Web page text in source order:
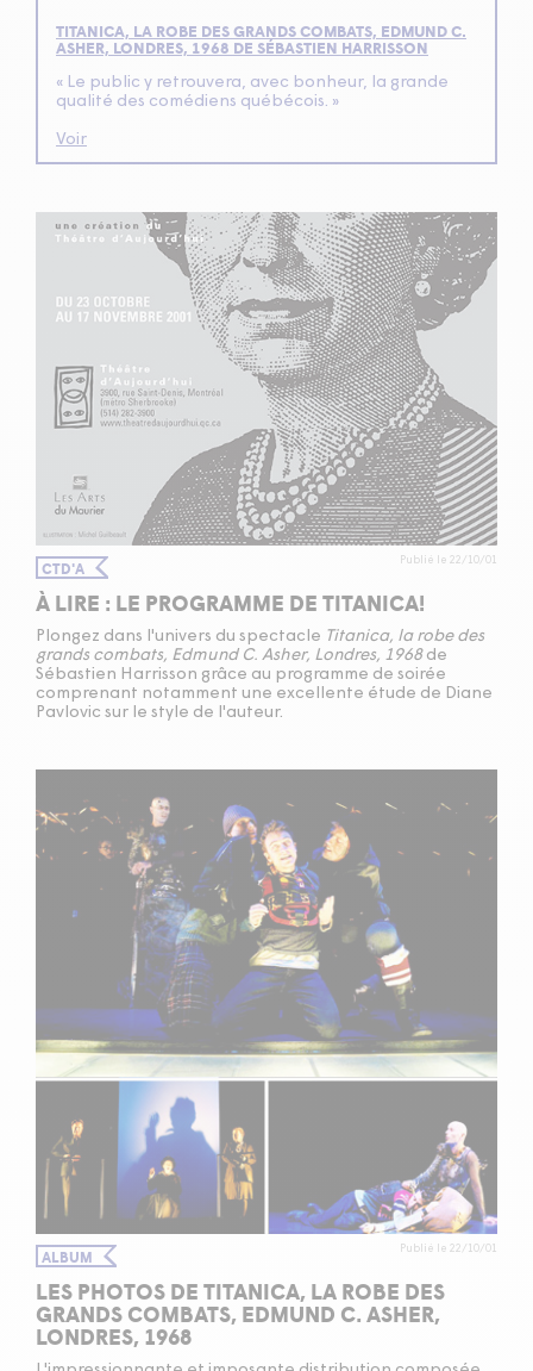
TITANICA, LA ROBE DES GRANDS COMBATS, EDMUND C.
ASHER, LONDRES, 1968 DE SÉBASTIEN HARRISSON
« Le public y retrouvera, avec bonheur, la grande
qualité des comédiens québécois. »
Voir
CTD'A Publié le 22/10/01
À LIRE : LE PROGRAMME DE TITANICA!
Plongez dans l'univers du spectacle Titanica, la robe des
grands combats, Edmund C. Asher, Londres, 1968de
Sébastien Harrisson grâce au programme de soirée
comprenant notamment une excellente étude de Diane
Pavlovic sur le style de l'auteur.
ALBUM Publié le 22/10/01
LES PHOTOS DE TITANICA, LA ROBE DES
GRANDS COMBATS, EDMUND C. ASHER,
LONDRES, 1968